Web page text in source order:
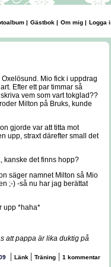
| Gästbok | Om mig | Logga
Mio fick i uppdrag
Efter ett par timmar så
vem som vart tokglad??
Milton på Bruks, kunde
gjorde var att titta mot
upp, straxt därefter small det
kanske det finns hopp?
säger namnet Milton så Mio
;-) -så nu har jag berättat
upp *haha*
att pappa är lika duktig på
| Länk | Träning| 1 kommentar